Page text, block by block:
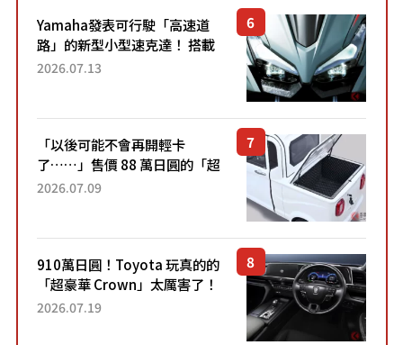
Yamaha發表可行駛「高速道
路」的新型小型速克達！ 搭載
能享受超強勁「渦輪感」的動
2026.07.13
「以後可能不會再開輕卡
了……」售價 88 萬日圓的「超
迷你輕型貨車」引發兩極評
了！...
2026.07.09
910萬日圓！Toyota 玩真的的
「超豪華 Crown」太厲害了！
採用由「匠人技藝」打造的
2026.07.19